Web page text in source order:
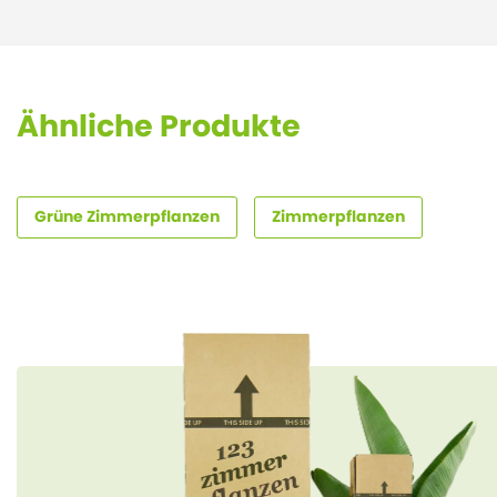
Ähnliche Produkte
Grüne Zimmerpflanzen Zimmerpflanzen